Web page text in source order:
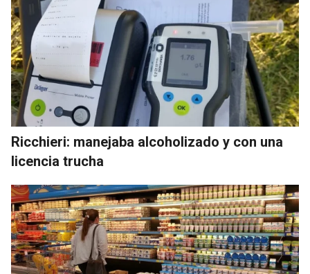
Ricchieri: manejaba alcoholizado y con una
licencia trucha